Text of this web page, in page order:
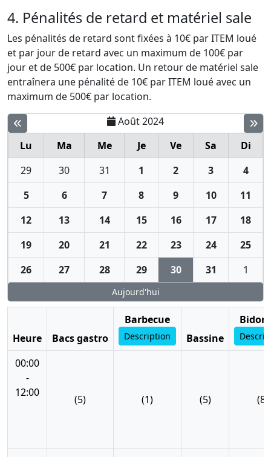
4. Pénalités de retard et matériel sale
Les pénalités de retard sont fixées à 10€ par ITEM loué
et par jour de retard avec un maximum de 100€ par
jour et de 500€ par location. Un retour de matériel sale
entraînera une pénalité de 10€ par ITEM loué avec un
maximum de 500€ par location.
Août 2024
Lu
Ma Me Je Ve Sa
Di
29
30 31 1 2 3
4
5
6 7 8 9 10
11
12
13 14 15 16 17
18
19
20 21 22 23 24
25
26
27 28 29 30 31 1
Aujourd'hui
Heure Bacs gastro
Barbecue
Description Bassine
Bidon
00:00
-
12:00
(5) (1) (5) (8)